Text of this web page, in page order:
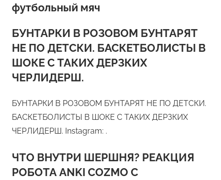
футбольный мяч
БУНТАРКИ В РОЗОВОМ БУНТАРЯТ
НЕ ПО ДЕТСКИ. БАСКЕТБОЛИСТЫ В
ШОКЕ С ТАКИХ ДЕРЗКИХ
ЧЕРЛИДЕРШ.
БУНТАРКИ В РОЗОВОМ БУНТАРЯТ НЕ ПО ДЕТСКИ.
БАСКЕТБОЛИСТЫ В ШОКЕ С ТАКИХ ДЕРЗКИХ
ЧЕРЛИДЕРШ. Instagram: .
ЧТО ВНУТРИ ШЕРШНЯ? РЕАКЦИЯ
РОБОТА ANKI COZMO С